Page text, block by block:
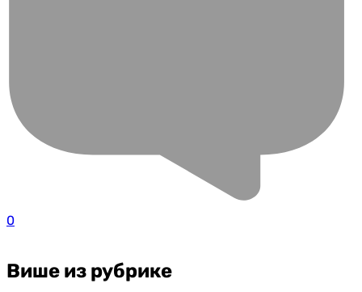
0
Више из рубрике